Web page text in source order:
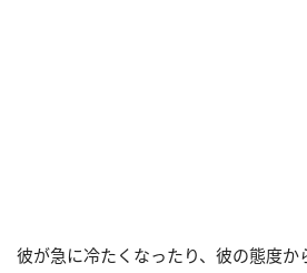
彼が急に冷たくなったり、彼の態度